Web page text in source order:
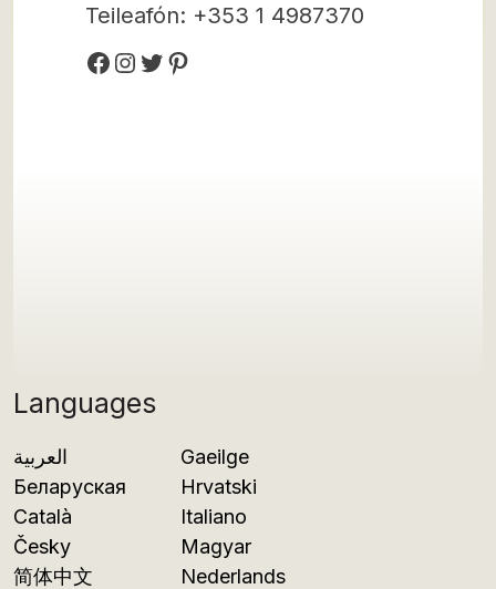
Languages
العربية
Беларуская
Català
Česky
简体中文
Gaeilge
Hrvatski
Italiano
Magyar
Nederlands
Teileafón: +353 1 4987370
Facebook
Instagram
Twitter
Pinterest